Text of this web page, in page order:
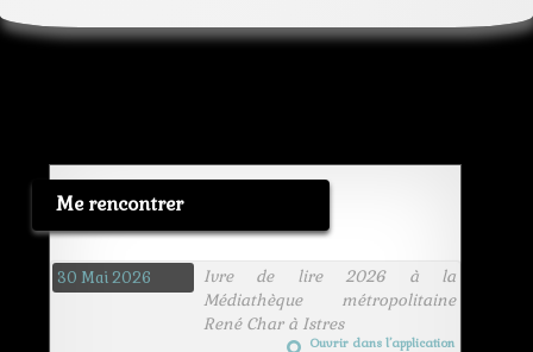
Me rencontrer
30 Mai 2026
Ivre de lire 2026 à la
Médiathèque métropolitaine
René Char à Istres
Ouvrir dans l’application